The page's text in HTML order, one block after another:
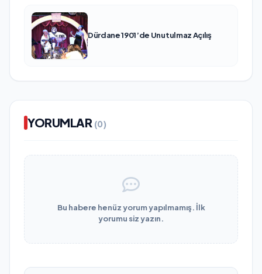
Dürdane 1901’de Unutulmaz Açılış
YORUMLAR (0)
Bu habere henüz yorum yapılmamış. İlk
yorumu siz yazın.